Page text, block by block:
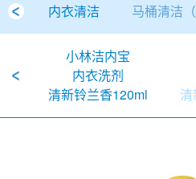
内衣清洁 马桶清洁（
小林洁内宝
内衣洗剂
清新铃兰香120ml
公司概要
人才方针
公司沿革
家庭清洁
厕所/马桶异味
房间异味·芳香
舒缓
水壶/水杯清洁
无味消臭
运动鞋消臭
房间芳香
个人护理
洗净用品
消毒品
舒缓系列
家庭用
厨房用
随身清洁
洗净中
洁内宝
2023